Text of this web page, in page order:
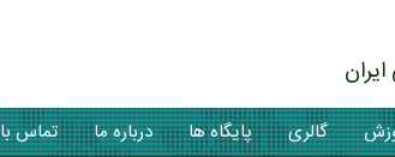
گالری پایگاه ها درباره ما تماس